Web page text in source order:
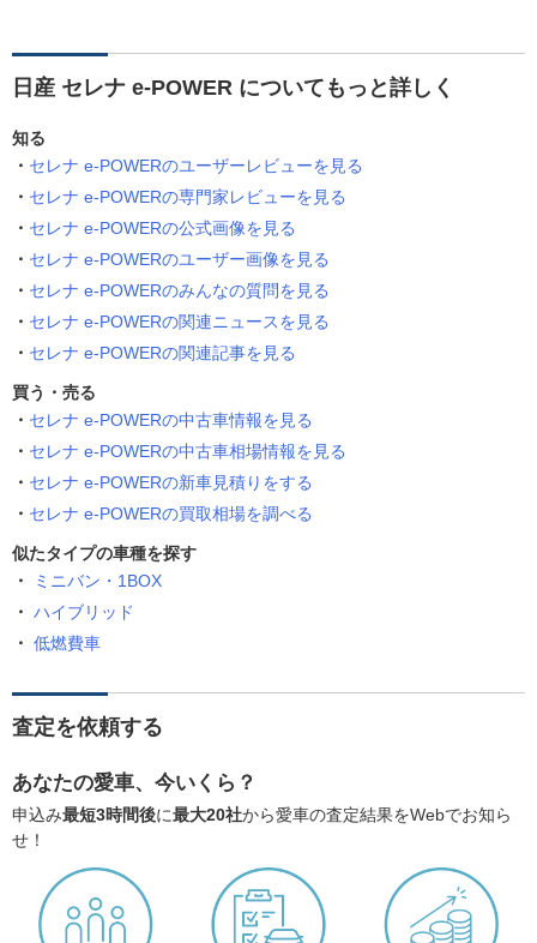
日産 セレナ e-POWER についてもっと詳しく
知る
セレナ e-POWERのユーザーレビューを見る
セレナ e-POWERの専門家レビューを見る
セレナ e-POWERの公式画像を見る
セレナ e-POWERのユーザー画像を見る
セレナ e-POWERのみんなの質問を見る
セレナ e-POWERの関連ニュースを見る
セレナ e-POWERの関連記事を見る
買う・売る
セレナ e-POWERの中古車情報を見る
セレナ e-POWERの中古車相場情報を見る
セレナ e-POWERの新車見積りをする
セレナ e-POWERの買取相場を調べる
似たタイプの車種を探す
ミニバン・1BOX
ハイブリッド
低燃費車
査定を依頼する
あなたの愛車、今いくら？
申込み最短3時間後に最大20社から愛車の査定結果をWebでお知ら
せ！